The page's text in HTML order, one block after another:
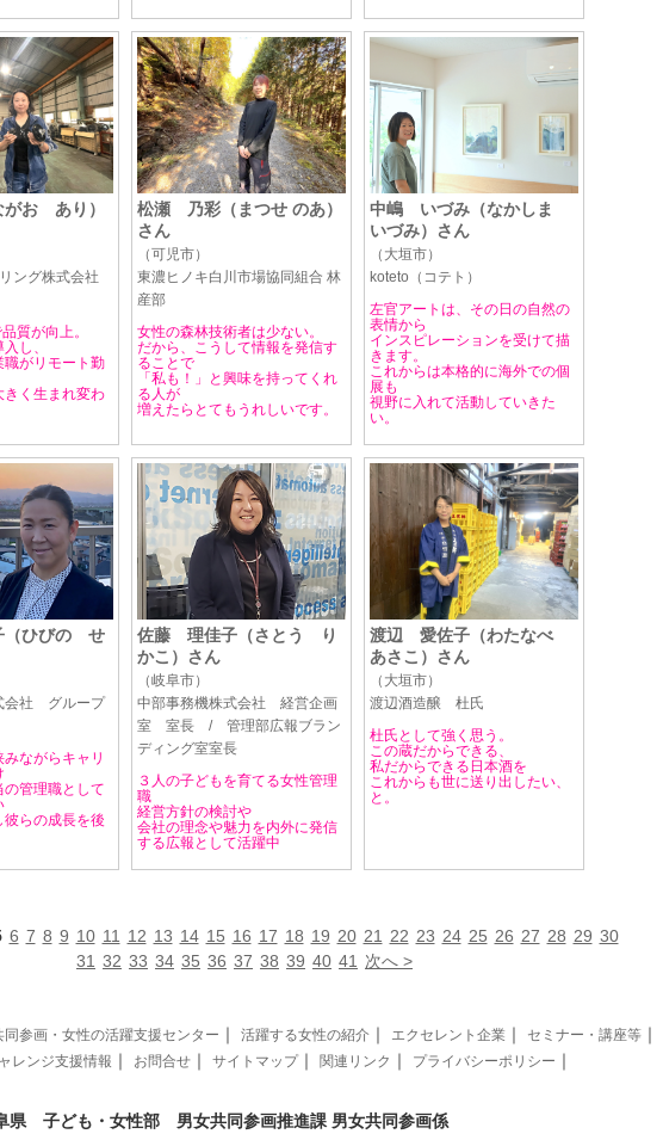
お あり）
ング株式会社
質が向上。
し、
職がリモート勤
きく生まれ変わ
松瀬 乃彩（まつせ のあ）
さん
（可児市）
東濃ヒノキ白川市場協同組合 林
産部
女性の森林技術者は少ない。
だから、こうして情報を発信す
ることで
「私も！」と興味を持ってくれ
る人が
増えたらとてもうれしいです。
中嶋 いづみ（なかしま
いづみ）さん
（大垣市）
koteto（コテト）
左官アートは、その日の自然の
表情から
インスピレーションを受けて描
きます。
これからは本格的に海外での個
展も
視野に入れて活動していきた
い。
（ひびの せ
会社 グループ
みながらキャリ
の管理職として
彼らの成長を後
佐藤 理佳子（さとう り
かこ）さん
（岐阜市）
中部事務機株式会社 経営企画
室 室長 / 管理部広報ブラン
ディング室室長
３人の子どもを育てる女性管理
職
経営方針の検討や
会社の理念や魅力を内外に発信
する広報として活躍中
渡辺 愛佐子（わたなべ
あさこ）さん
（大垣市）
渡辺酒造醸 杜氏
杜氏として強く思う。
この蔵だからできる、
私だからできる日本酒を
これからも世に送り出したい、
と。
6 7 8 9 10 11 12 13 14 15 16 17 18 19 20 21 22 23 24 25 26 27 28 29 30
31 32 33 34 35 36 37 38 39 40 41 次へ >
同参画・女性の活躍支援センター ｜ 活躍する女性の紹介 ｜ エクセレント企業 ｜ セミナー・講座等 ｜
レンジ支援情報 ｜ お問合せ ｜ サイトマップ｜ 関連リンク ｜ プライバシーポリシー ｜
県 子ども・女性部 男女共同参画推進課 男女共同参画係